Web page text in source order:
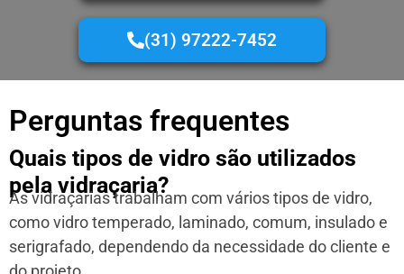
(31) 97222-7452
Perguntas frequentes
Quais tipos de vidro são utilizados
pela vidraçaria?
As vidraçarias trabalham com vários tipos de vidro,
como vidro temperado, laminado, comum, insulado e
serigrafado, dependendo da necessidade do cliente e